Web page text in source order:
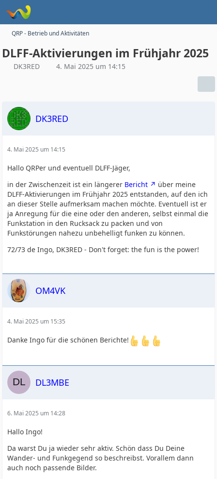
QRP - Betrieb und Aktivitäten
DLFF-Aktivierungen im Frühjahr 2025
DK3RED 4. Mai 2025 um 14:15
DK3RED
4. Mai 2025 um 14:15
Hallo QRPer und eventuell DLFF-Jäger,
in der Zwischenzeit ist ein längerer Bericht
über meine
DLFF-Aktivierungen im Frühjahr 2025 entstanden, auf den ich
an dieser Stelle aufmerksam machen möchte. Eventuell ist er
ja Anregung für die eine oder den anderen, selbst einmal die
Funkstation in den Rucksack zu packen und von
Funkstörungen nahezu unbehelligt funken zu können.
72/73 de Ingo, DK3RED - Don't forget: the fun is the power!
OM4VK
4. Mai 2025 um 15:35
Danke Ingo für die schönen Berichte!
DL3MBE
6. Mai 2025 um 14:28
Hallo Ingo!
Da warst Du ja wieder sehr aktiv. Schön dass Du Deine
Wander- und Funkgegend so beschreibst. Vorallem dann
auch noch passende Bilder.